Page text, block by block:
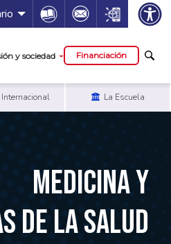
Icon Icon Icon
y sociedad Financiación
Internacional La Escuela
MEDICINA Y
DE LA SALUD